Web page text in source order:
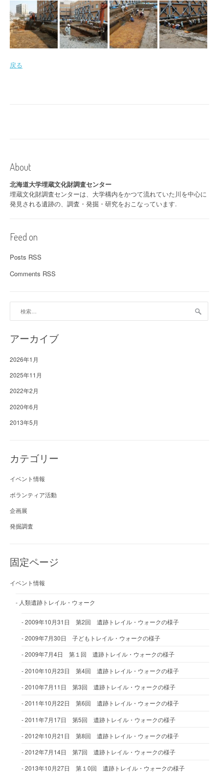
戻る
About
北海道大学埋蔵文化財調査センター
埋蔵文化財調査センターは、大学構内をかつて流れていた川を中心に
発見される遺跡の、調査・発掘・研究をおこなっています.
Feed on
Posts RSS
Comments RSS
アーカイブ
2026年1月
2025年11月
2022年2月
2020年6月
2013年5月
カテゴリー
イベント情報
ボランティア活動
企画展
発掘調査
固定ページ
イベント情報
人類遺跡トレイル・ウォーク
2009年10月31日 第2回 遺跡トレイル・ウォークの様子
2009年7月30日 子どもトレイル・ウォークの様子
2009年7月4日 第１回 遺跡トレイル・ウォークの様子
2010年10月23日 第4回 遺跡トレイル・ウォークの様子
2010年7月11日 第3回 遺跡トレイル・ウォークの様子
2011年10月22日 第6回 遺跡トレイル・ウォークの様子
2011年7月17日 第5回 遺跡トレイル・ウォークの様子
2012年10月21日 第8回 遺跡トレイル・ウォークの様子
2012年7月14日 第7回 遺跡トレイル・ウォークの様子
2013年10月27日 第１0回 遺跡トレイル・ウォークの様子